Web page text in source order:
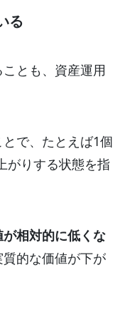
る
とも、資産運用
で、たとえば1個
がりする状態を指
相対的に低くな
的な価値が下が